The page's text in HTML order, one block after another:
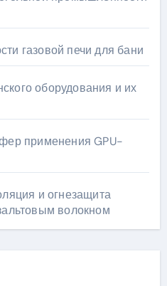
газовой печи для бани
оборудования и их
применения GPU-
и огнезащита
волокном